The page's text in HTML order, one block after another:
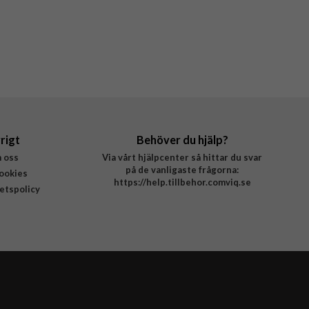
oss
Behöver du hjälp?
Via vårt hjälpcenter så hittar du svar
på de vanligaste frågorna:
https://help.tillbehor.comviq.se